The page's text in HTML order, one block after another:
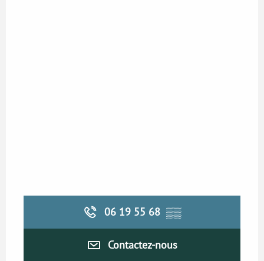
06 19 55 68 ▒▒
Contactez-nous